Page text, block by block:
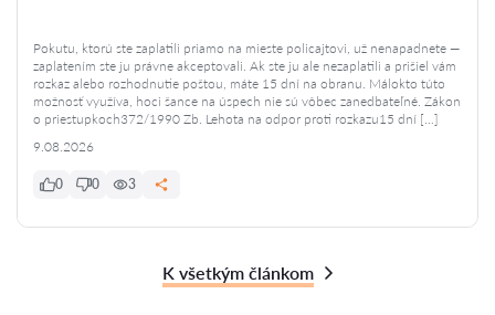
Pokutu, ktorú ste zaplatili priamo na mieste policajtovi, už nenapadnete —
zaplatením ste ju právne akceptovali. Ak ste ju ale nezaplatili a prišiel vám
rozkaz alebo rozhodnutie poštou, máte 15 dní na obranu. Málokto túto
možnosť využíva, hoci šance na úspech nie sú vôbec zanedbateľné. Zákon
o priestupkoch372/1990 Zb. Lehota na odpor proti rozkazu15 dní […]
9.08.2026
0 0 3
K všetkým článkom